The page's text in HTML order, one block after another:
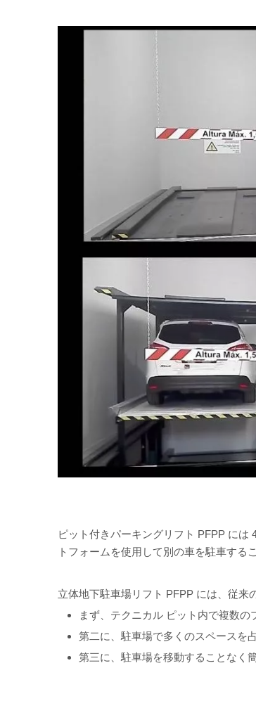
ピット付きパーキングリフト PFPP に
トフォームを使用して別の車を駐車する
立体地下駐車場リフト PFPP には、従来
まず、テクニカル ピット内で複数
第二に、駐車場で多くのスペースを
第三に、駐車場を移動することなく